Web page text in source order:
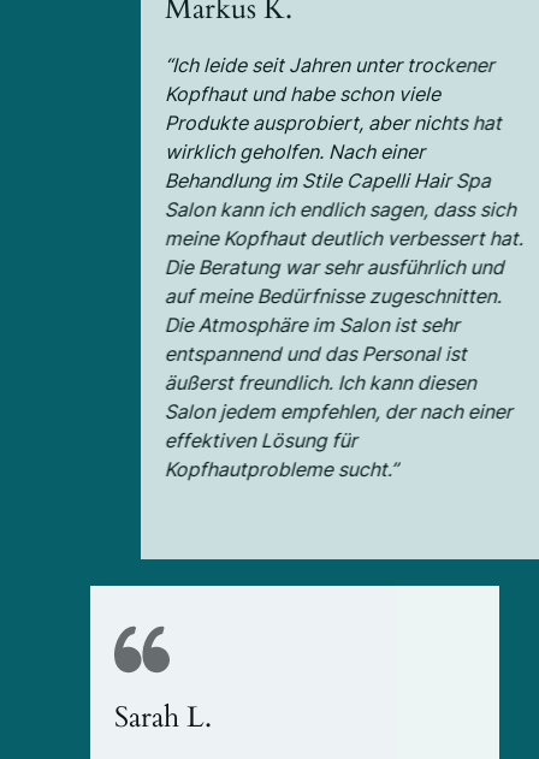
Markus K.
“Ich leide seit Jahren unter trockener
Kopfhaut und habe schon viele
Produkte ausprobiert, aber nichts hat
wirklich geholfen. Nach einer
Behandlung im Stile Capelli Hair Spa
Salon kann ich endlich sagen, dass sich
meine Kopfhaut deutlich verbessert hat.
Die Beratung war sehr ausführlich und
auf meine Bedürfnisse zugeschnitten.
Die Atmosphäre im Salon ist sehr
entspannend und das Personal ist
äußerst freundlich. Ich kann diesen
Salon jedem empfehlen, der nach einer
effektiven Lösung für
Kopfhautprobleme sucht.”
Sarah L.